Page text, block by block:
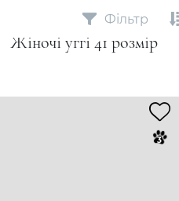
Жіночі уггі 41 розмір
Фільтр